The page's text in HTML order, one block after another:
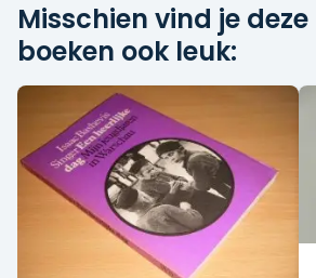
Misschien vind je deze
boeken ook leuk: